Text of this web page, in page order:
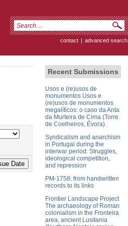
contact | advanced search
Recent Submissions
Usos e (re)usos de
monumentos Usos e
(re)usos de monumentos
megalíticos: o caso da Anta
da Murteira de Cima (Torre
de Coelheiros, Évora).
Syndicalism and anarchism
in Portugal during the
interwar period: Struggles,
ideological competition,
and repression
PM-1758: from handwritten
records to its links
Frontier Landscape Project
The archaeology of Roman
colonialism in the Fronteira
area, ancient Lusitania